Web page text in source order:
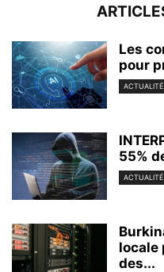
Les
pour
ACTUALITÉ
55%
ACTUALITÉ
locale
des...